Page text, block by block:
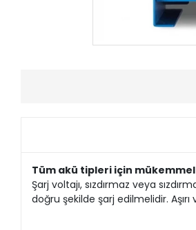
Tüm akü tipleri için mükemmel
Şarj voltajı, sızdırmaz veya
doğru şekilde şarj edilmelidir.